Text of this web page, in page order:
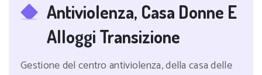
Antiviolenza, Casa Donne E
Alloggi Transizione
Gestione del centro antiviolenza, della casa delle